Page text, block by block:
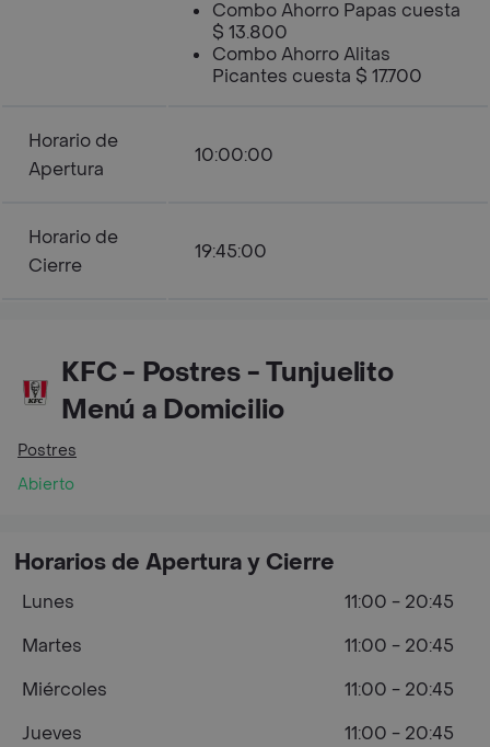
Combo Ahorro Papas cuesta
$ 13.800
Combo Ahorro Alitas
Picantes cuesta $ 17.700
Horario de
Apertura
10:00:00
Horario de
Cierre
19:45:00
KFC - Postres - Tunjuelito
Menú a Domicilio
Postres
Abierto
Horarios de Apertura y Cierre
Lunes
11:00 - 20:45
Martes
11:00 - 20:45
Miércoles
11:00 - 20:45
Jueves
11:00 - 20:45